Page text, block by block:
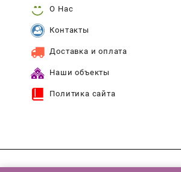
О Нас
Контакты
Доставка и оплата
Наши объекты
Политика сайта